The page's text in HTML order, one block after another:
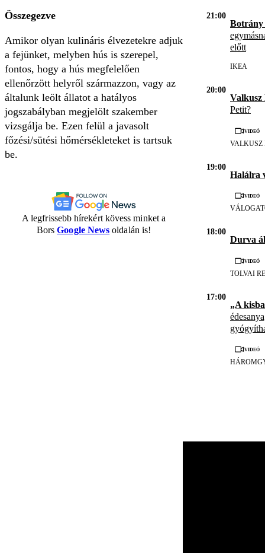
Összegezve
Amikor olyan kulináris élvezetekre adjuk
a fejünket, melyben hús is szerepel,
fontos, hogy a hús megfelelően
ellenőrzött helyről származzon, vagy az
általunk leölt állatot a hatályos
jogszabályban megjelölt szakember
vizsgálja be. Ezen felül a javasolt
főzési/sütési hőmérsékleteket is tartsuk
be.
A legfrissebb hírekért kövess minket a
BorsGoogle News oldalán is!
21:00
előtt
IKEA
20:00
Petit?
Videó
19:00
Halálra
Videó
18:00
Durva
Videó
TOLVAI
17:00
„A
Videó